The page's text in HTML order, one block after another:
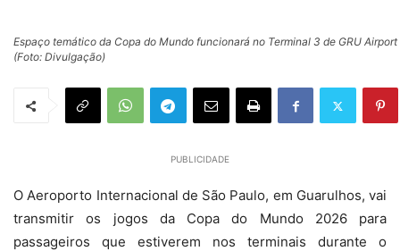
Espaço temático da Copa do Mundo funcionará no Terminal 3 de GRU Airport
(Foto: Divulgação)
PUBLICIDADE
O Aeroporto Internacional de São Paulo, em Guarulhos, vai
transmitir os jogos da Copa do Mundo 2026 para
passageiros que estiverem nos terminais durante o